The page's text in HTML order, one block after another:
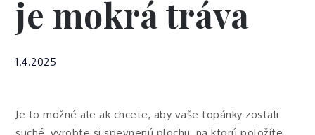
je mokrá tráva
1.4.2025
Je to možné ale ak chcete, aby vaše topánky zostali